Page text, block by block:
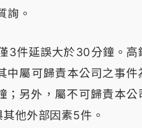
詢。
3件延誤大於30分鐘。高
中屬可歸責本公司之事件
另外，屬不可歸責本公
他外部因素5件。